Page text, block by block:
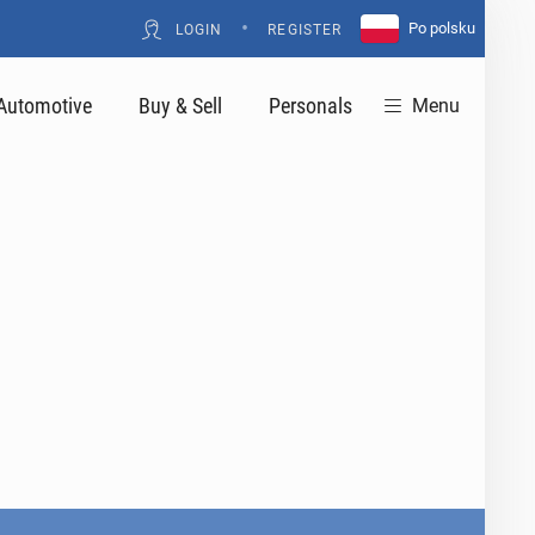
LOGIN • REGISTER Po polsku
Buy & Sell Personals Menu